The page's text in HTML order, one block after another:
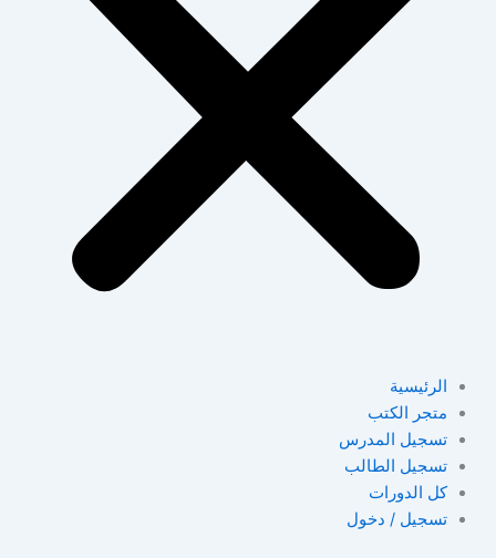
الرئيسية
متجر الكتب
تسجيل المدرس
تسجيل الطالب
كل الدورات
تسجيل / دخول